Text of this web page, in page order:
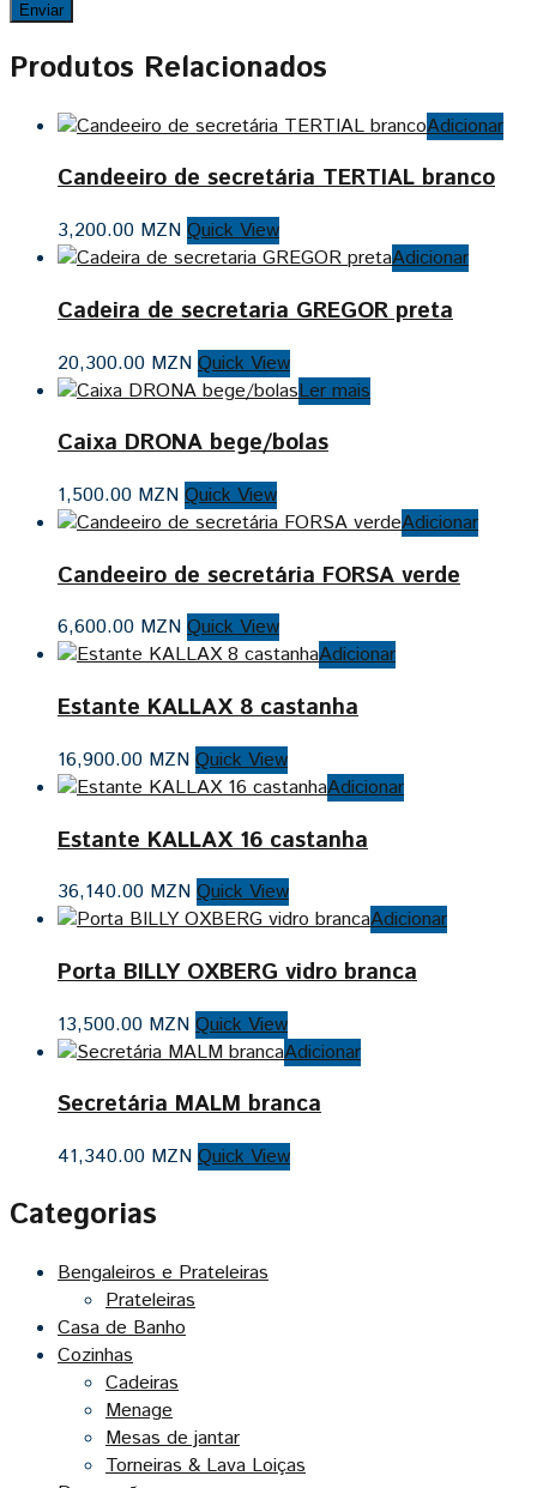
Produtos Relacionados
Adicionar
Candeeiro de secretária TERTIAL branco
3,200.00 MZN Quick View
Adicionar
Cadeira de secretaria GREGOR preta
20,300.00 MZN Quick View
Ler mais
Caixa DRONA bege/bolas
1,500.00 MZN Quick View
Adicionar
Candeeiro de secretária FORSA verde
6,600.00 MZN Quick View
Adicionar
Estante KALLAX 8 castanha
16,900.00 MZN Quick View
Adicionar
Estante KALLAX 16 castanha
36,140.00 MZN Quick View
Adicionar
Porta BILLY OXBERG vidro branca
13,500.00 MZN Quick View
Adicionar
Secretária MALM branca
41,340.00 MZN Quick View
Categorias
Bengaleiros e Prateleiras
Prateleiras
Casa de Banho
Cozinhas
Cadeiras
Menage
Mesas de jantar
Torneiras & Lava Loiças